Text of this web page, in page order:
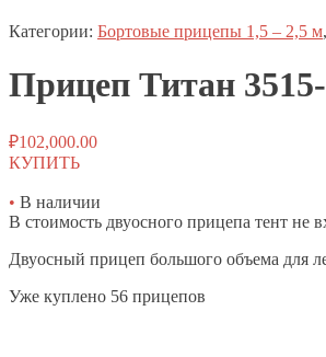
Категории: Бортовые прицепы 1,5 – 2,5 м,
Прицеп Титан
₽102,000.00
КУПИТЬ
• В наличии
В стоимость двуосного прицепа тент не
Двуосный прицеп большого объема для
Уже куплено 56 прицепов